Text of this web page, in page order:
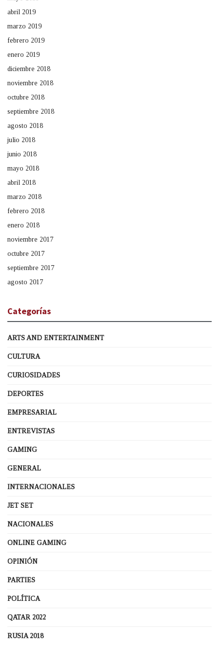
abril 2019
marzo 2019
febrero 2019
enero 2019
diciembre 2018
noviembre 2018
octubre 2018
septiembre 2018
agosto 2018
julio 2018
junio 2018
mayo 2018
abril 2018
marzo 2018
febrero 2018
enero 2018
noviembre 2017
octubre 2017
septiembre 2017
agosto 2017
Categorías
ARTS AND ENTERTAINMENT
CULTURA
CURIOSIDADES
DEPORTES
EMPRESARIAL
ENTREVISTAS
GAMING
GENERAL
INTERNACIONALES
JET SET
NACIONALES
ONLINE GAMING
OPINIÓN
PARTIES
POLÍTICA
QATAR 2022
RUSIA 2018